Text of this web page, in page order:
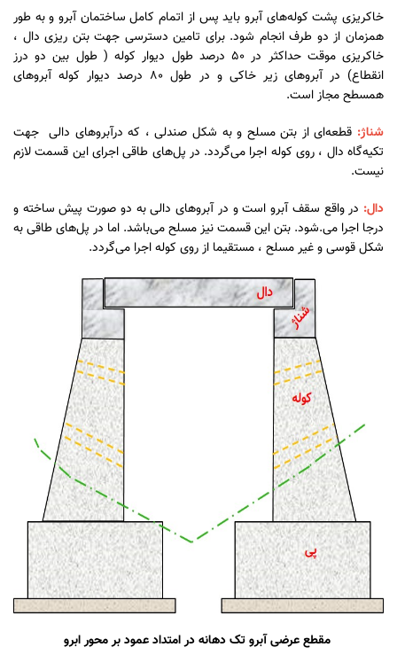
خاکریزی پشت کوله‌های آبرو باید پس از اتمام کامل ساختمان آبرو و به طور
همزمان از دو طرف انجام شود. برای تامین دسترسی جهت بتن ریزی دال ،
خاکریزی موقت حداکثر در 50 درصد طول دیوار کوله ( طول بین دو درز
انقطاع) در آبروهای زیر خاکی و در طول 80 درصد دیوار کوله آبروهای
همسطح مجاز است.
شناژ: قطعه‌ای از بتن مسلح و به شکل صندلی ، که درآبروهای دالی جهت
تکیه‌گاه دال ، روی کوله اجرا می‌گردد. در پل‌های طاقی اجرای این قسمت لازم
نیست.
دال: در واقع سقف آبرو است و در آبروهای دالی به دو صورت پیش ساخته و
درجا اجرا می‌.شود. بتن این قسمت نیز مسلح می‌باشد. اما در پل‌های طاقی به
شکل قوسی و غیر مسلح ، مستقیما از روی کوله اجرا می‌گردد.
مقطع عرضی آبرو تک دهانه در امتداد عمود بر محور ابرو